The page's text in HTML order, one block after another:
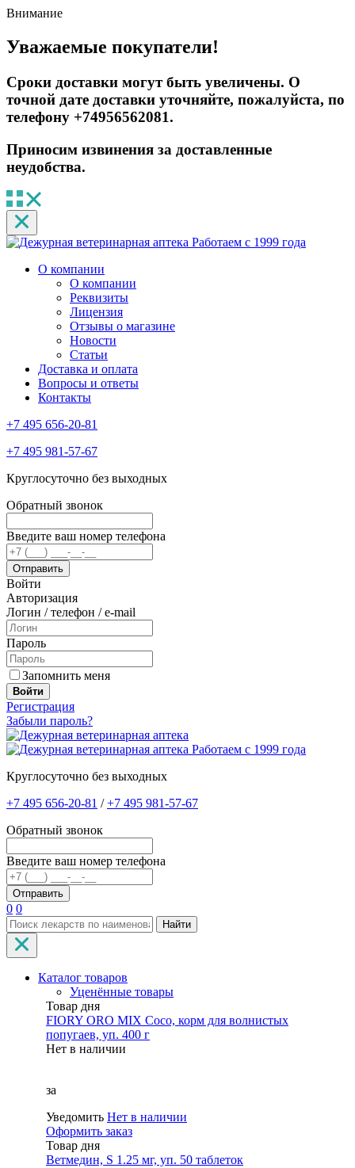
Внимание
Уважаемые покупатели!
Сроки доставки могут быть увеличены. О
точной дате доставки уточняйте, пожалуйста, по
телефону +74956562081.
Приносим извинения за доставленные
неудобства.
Работаем с 1999 года
О компании
О компании
Реквизиты
Лицензия
Отзывы о магазине
Новости
Статьи
Доставка и оплата
Вопросы и ответы
Контакты
+7 495 656-20-81
+7 495 981-57-67
Круглосуточно без выходных
Обратный звонок
Введите ваш номер телефона
Войти
Авторизация
Логин / телефон / e-mail
Пароль
Запомнить меня
Войти
Регистрация
Забыли пароль?
Работаем с 1999 года
Круглосуточно без выходных
+7 495 656-20-81 /+7 495 981-57-67
Обратный звонок
Введите ваш номер телефона
0 0
Найти
Каталог товаров
Уценённые товары
Товар дня
FIORY ORO MIX Coco, корм для волнистых
попугаев, уп. 400 г
Нет в наличии
за
Уведомить Нет в наличии
Оформить заказ
Товар дня
Ветмедин, S 1.25 мг, уп. 50 таблеток